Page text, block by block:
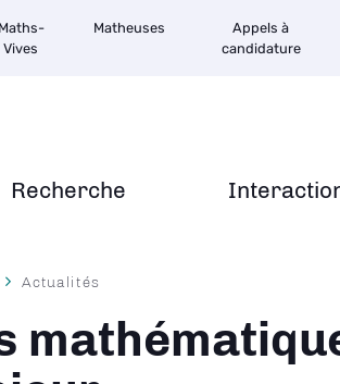
Recherche
Maths-
Vives
Matheuses
Appels à
candidature
Actualités